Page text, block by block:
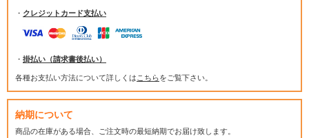
・ クレジットカード支払い
・ 掛払い（請求書後払い）
各種お支払い方法について詳しくは こちらをご覧下さい。
納期について
商品の在庫がある場合、ご注文時の最短納期でお届け致します。